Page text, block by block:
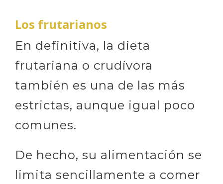
Los frutarianos
En definitiva, la dieta
frutariana o crudívora
también es una de las más
estrictas, aunque igual poco
comunes.
De hecho, su alimentación se
limita sencillamente a comer